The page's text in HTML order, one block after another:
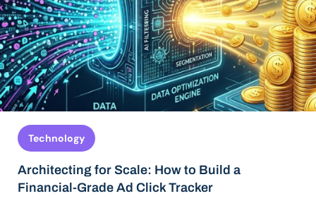
Technology
Architecting for Scale: How to Build a
Financial-Grade Ad Click Tracker